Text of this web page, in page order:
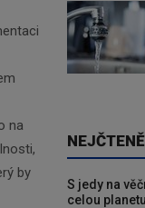
na
by
S jedy na
celou